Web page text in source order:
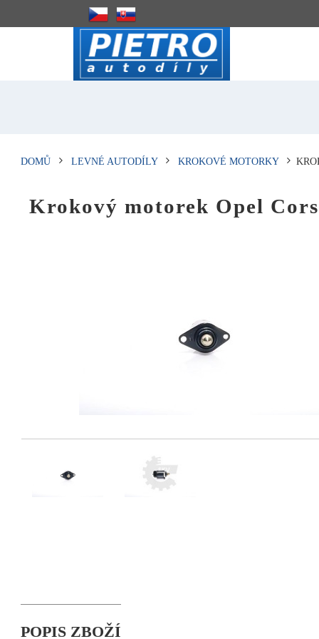
DOMŮ LEVNÉ AUTODÍLY KROKOVÉ MOTORKY
Krokový motorek Opel
POPIS ZBOŽÍ